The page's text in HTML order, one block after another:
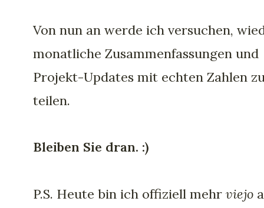
Von nun an werde ich versuchen,
monatliche Zusammenfassungen und
Projekt-Updates mit echten Zahlen
teilen.
Bleiben Sie dran. :)
P.S. Heute bin ich offiziell mehr viejo